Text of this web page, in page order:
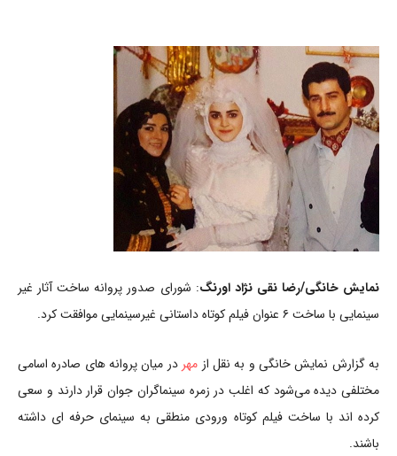
نمایش خانگی/رضا نقی نژاد اورنگ: شورای صدور پروانه ساخت آثار غیر
سینمایی با ساخت ۶ عنوان فیلم کوتاه داستانی غیرسینمایی موافقت کرد.
به گزارش نمایش خانگی و به نقل از مهر در میان پروانه های صادره اسامی
مختلفی دیده می‌شود که اغلب در زمره سینماگران جوان قرار دارند و سعی
کرده اند با ساخت فیلم کوتاه ورودی منطقی به سینمای حرفه ای داشته
باشند.